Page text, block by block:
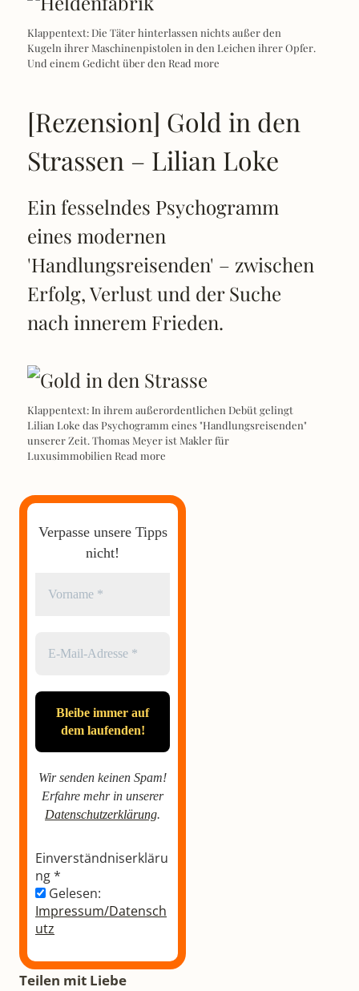
Klappentext: Die Täter hinterlassen nichts außer den
Kugeln ihrer Maschinenpistolen in den Leichen ihrer Opfer.
Und einem Gedicht über den Read more
[Rezension] Gold in den
Strassen – Lilian Loke
Ein fesselndes Psychogramm
eines modernen
'Handlungsreisenden' – zwischen
Erfolg, Verlust und der Suche
nach innerem Frieden.
Klappentext: In ihrem außerordentlichen Debüt gelingt
Lilian Loke das Psychogramm eines "Handlungsreisenden"
unserer Zeit. Thomas Meyer ist Makler für
Luxusimmobilien Read more
Verpasse unsere Tipps
nicht!
Wir senden keinen Spam!
Erfahre mehr in unserer
Datenschutzerklärung.
Einverständniserkläru
ng*
Gelesen:
Impressum/Datensch
utz
Teilen mit Liebe